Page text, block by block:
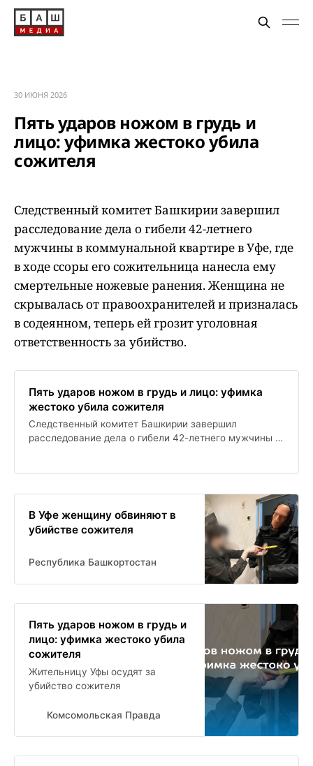
30 ИЮНЯ 2026
Пять ударов ножом в грудь и
лицо: уфимка жестоко убила
сожителя
Следственный комитет Башкирии завершил
расследование дела о гибели 42-летнего
мужчины в коммунальной квартире в Уфе, где
в ходе ссоры его сожительница нанесла ему
смертельные ножевые ранения. Женщина не
скрывалась от правоохранителей и призналась
в содеянном, теперь ей грозит уголовная
ответственность за убийство.
Пять ударов ножом в грудь и лицо: уфимка
жестоко убила сожителя
Следственный комитет Башкирии завершил
расследование дела о гибели 42-летнего мужчины в
правоохранителей и призналась в содеянном, теперь
ей грозит уголовная ответственность за убийство.
В Уфе женщину обвиняют в
убийстве сожителя
Республика Башкортостан
Пять ударов ножом в грудь и
лицо: уфимка жестоко убила
сожителя
Жительницу Уфы осудят за
убийство сожителя
Комсомольская Правда